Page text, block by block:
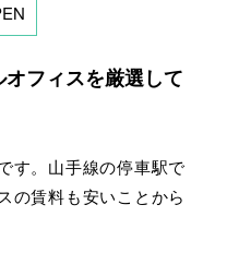
フィスを厳選して
す。山手線の停車駅で
の賃料も安いことから